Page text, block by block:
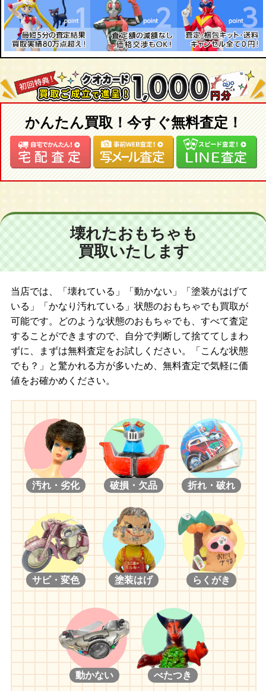
ロリンザー
カールソン
ABT
イルムシャー
シュタインメッツ
ルーフ
9ff
テックアート
ゲンバラ
アーデン
エッティンガー
ケーニッヒ
ネオプラン
マン（MAN）
ウニモグ
かんたん買取！今すぐ無料査定！
壊れたおもちゃも
買取いたします
当店では、「壊れている」「動かない」「塗装がはげて
いる」「かなり汚れている」状態のおもちゃでも買取が
可能です。どのような状態のおもちゃでも、すべて査定
することができますので、自分で判断して捨ててしまわ
ずに、まずは無料査定をお試しください。「こんな状態
でも？」と驚かれる方が多いため、無料査定で気軽に価
値をお確かめください。
汚れ・劣化 破損・欠品 折れ・破れ
サビ・変色 塗装はげ らくがき
動かない べたつき